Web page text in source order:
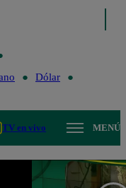
Dólar
TV en vivo MENÚ